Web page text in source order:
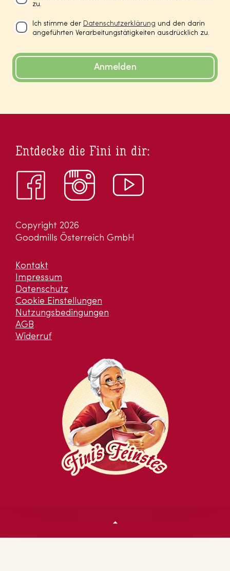
zu.
Ich stimme der Datenschutzerklärung und den darin
angeführten Verarbeitungstätigkeiten ausdrücklich zu.
Anmelden
Copyright 2026
Goodmills Österreich GmbH
Kontakt
Impressum
Datenschutz
Cookie Einstellungen
Nutzungsbedingungen
AGB
Widerruf
Entdecke die Fini in dir: